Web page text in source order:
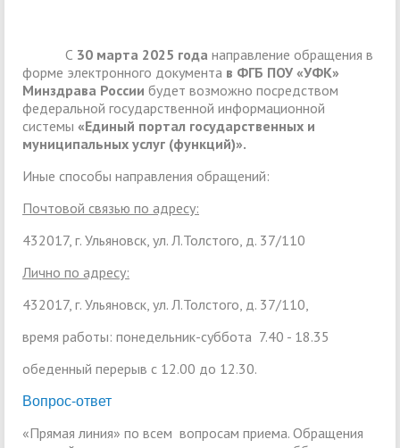
С 30 марта 2025 года направление обращения в
форме электронного документа в ФГБ ПОУ «УФК»
Минздрава России будет возможно посредством
федеральной государственной информационной
системы «Единый портал государственных и
муниципальных услуг (функций)».
Иные способы направления обращений:
Почтовой связью по адресу:
432017, г. Ульяновск, ул. Л.Толстого, д. 37/110
Лично по адресу:
432017, г. Ульяновск, ул. Л.Толстого, д. 37/110,
время работы: понедельник-суббота 7.40 - 18.35
обеденный перерыв с 12.00 до 12.30.
Вопрос-ответ
«Прямая линия» по всем вопросам приема. Обращения